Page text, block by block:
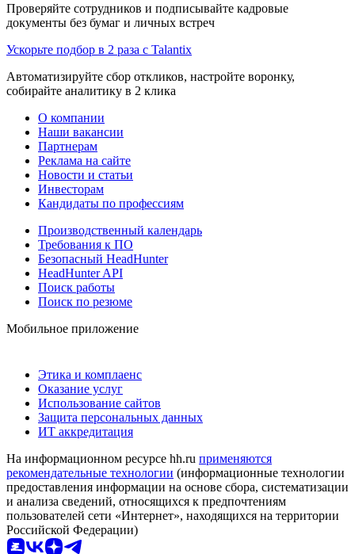
Проверяйте сотрудников и подписывайте кадровые
документы без бумаг и личных встреч
Ускорьте подбор в 2 раза с Talantix
Автоматизируйте сбор откликов, настройте воронку,
собирайте аналитику в 2 клика
О компании
Наши вакансии
Партнерам
Реклама на сайте
Новости и статьи
Инвесторам
Кандидаты по профессиям
Производственный календарь
Требования к ПО
Безопасный HeadHunter
HeadHunter API
Поиск работы
Поиск по резюме
Мобильное приложение
Этика и комплаенс
Оказание услуг
Использование сайтов
Защита персональных данных
ИТ аккредитация
На информационном ресурсе hh.ru применяются
рекомендательные технологии (информационные технологии
предоставления информации на основе сбора, систематизации
и анализа сведений, относящихся к предпочтениям
пользователей сети «Интернет», находящихся на территории
Российской Федерации)